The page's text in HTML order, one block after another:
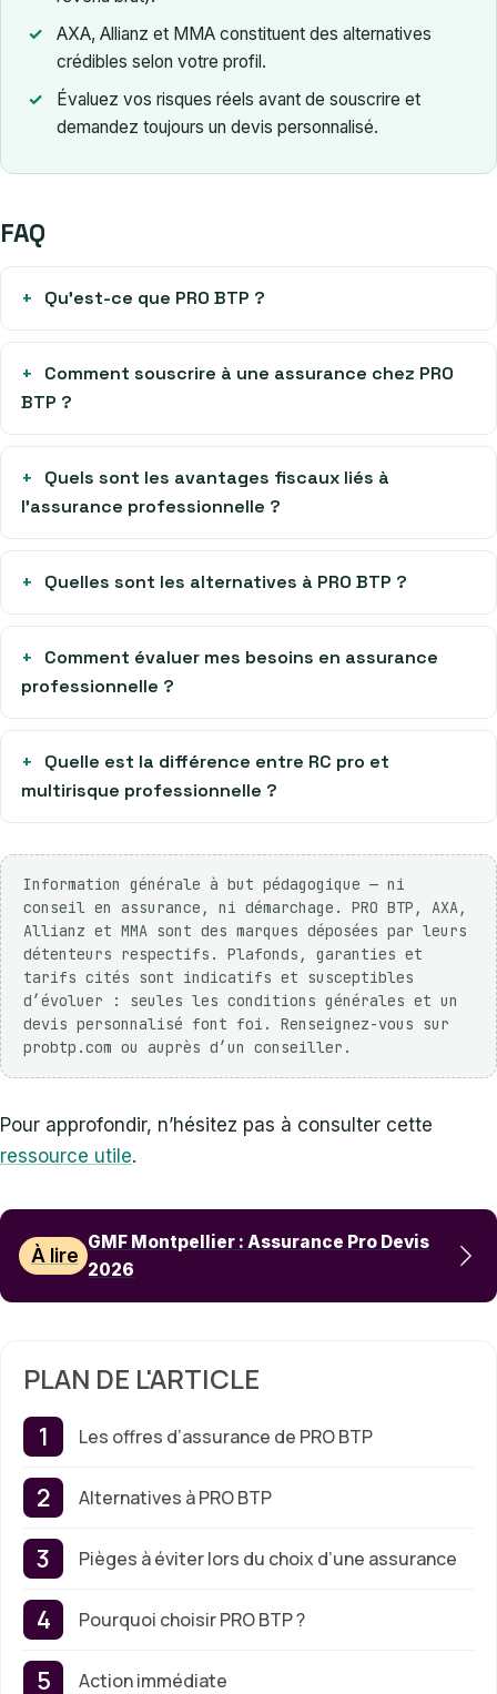
AXA, Allianz et MMA constituent des alternatives
crédibles selon votre profil.
Évaluez vos risques réels avant de souscrire et
demandez toujours un devis personnalisé.
FAQ
Qu’est-ce que PRO BTP ?
Comment souscrire à une assurance chez PRO
BTP ?
Quels sont les avantages fiscaux liés à
l’assurance professionnelle ?
Quelles sont les alternatives à PRO BTP ?
Comment évaluer mes besoins en assurance
professionnelle ?
Quelle est la différence entre RC pro et
multirisque professionnelle ?
Information générale à but pédagogique — ni
conseil en assurance, ni démarchage. PRO BTP, AXA,
Allianz et MMA sont des marques déposées par leurs
détenteurs respectifs. Plafonds, garanties et
tarifs cités sont indicatifs et susceptibles
d’évoluer : seules les conditions générales et un
devis personnalisé font foi. Renseignez-vous sur
probtp.com ou auprès d’un conseiller.
Pour approfondir, n’hésitez pas à consulter cette
ressource utile.
À lire
GMF Montpellier : Assurance Pro Devis
2026
PLAN DE L'ARTICLE
Les offres d’assurance de PRO BTP
Alternatives à PRO BTP
Pièges à éviter lors du choix d’une assurance
Pourquoi choisir PRO BTP ?
Action immédiate